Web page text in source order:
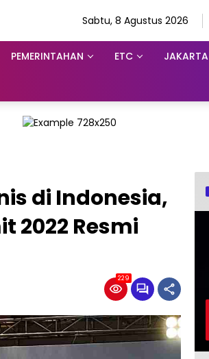
Sabtu, 8 Agustus 2026
PEMERINTAHAN ETC JAKARTA
di Indonesia,
2022 Resmi
229